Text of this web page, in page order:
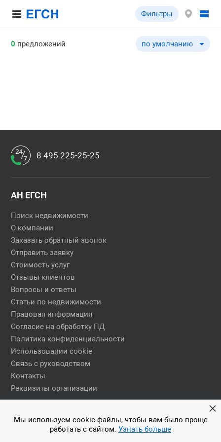
Фильтры
0 предложений по умолчанию
по умолчанию
8 495 225-25-25
АН ЕГСН
Поиск недвижимости
О компании
Заказать обратный звонок
Отправить заявку
Стоимость услуг
Отзывы клиентов
Вопросы и ответы
Статьи по недвижимости
Правовая информация
Согласие на обработку ПД
Политика конфиденциальности
Использовании cookie
Связь с руководством
Контакты
Реквизиты организации
Правовая информация
© 2026 АН ЕГСН
Мы используем cookie-файлы, чтобы вам было проще
работать с сайтом. Узнать больше